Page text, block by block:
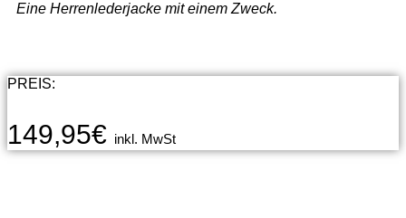
Eine Herrenlederjacke mit einem Zweck.
PREIS:
149,95€ inkl. MwSt